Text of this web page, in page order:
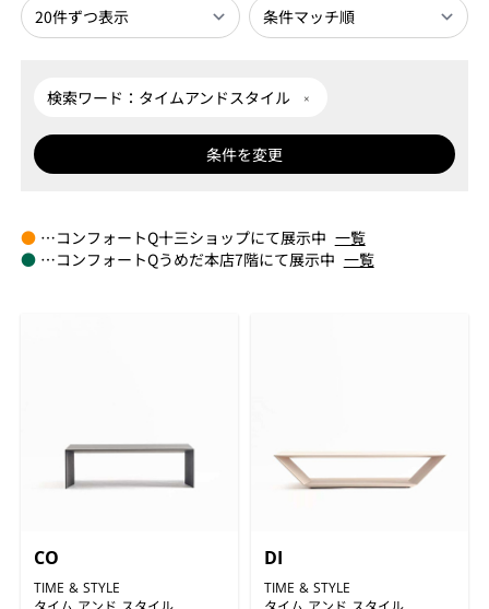
検索ワード：タイムアンドスタイル
条件を変更
●…コンフォートQ十三ショップにて展示中 一覧
●…コンフォートQうめだ本店7階にて展示中 一覧
CO
TIME & STYLE
DI
TIME & STYLE